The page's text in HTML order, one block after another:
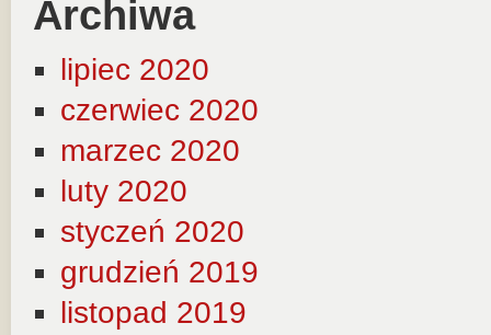
Archiwa
lipiec 2020
czerwiec 2020
marzec 2020
luty 2020
styczeń 2020
grudzień 2019
listopad 2019